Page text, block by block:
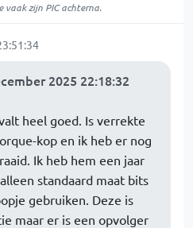
vaak zijn PIC achterna.
2025 22:18:32
heel goed. Is verrekte
kop en ik heb er nog
Ik heb hem een jaar
standaard maat bits
gebruiken. Deze is
maar er is een opvolger